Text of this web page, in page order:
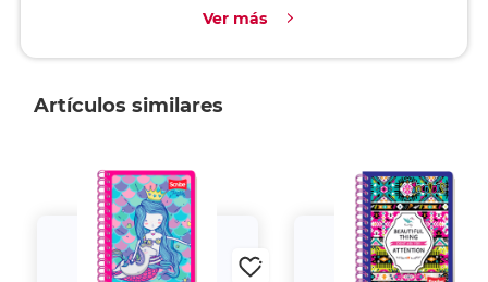
Ver más
Artículos similares